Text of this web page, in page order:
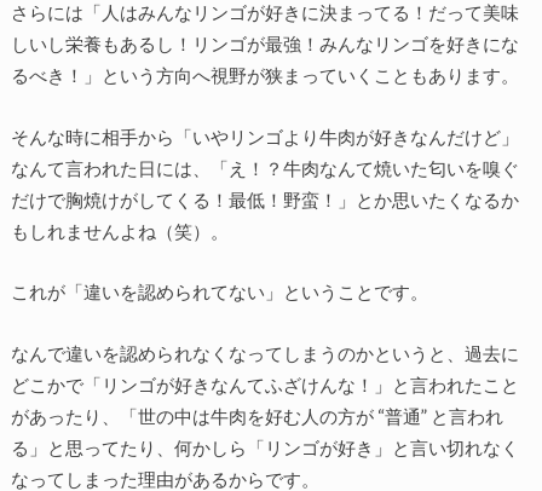
さらには「人はみんなリンゴが好きに決まってる！だって美味
しいし栄養もあるし！リンゴが最強！みんなリンゴを好きにな
るべき！」という方向へ視野が狭まっていくこともあります。
そんな時に相手から「いやリンゴより牛肉が好きなんだけど」
なんて言われた日には、「え！？牛肉なんて焼いた匂いを嗅ぐ
だけで胸焼けがしてくる！最低！野蛮！」とか思いたくなるか
もしれませんよね（笑）。
これが「違いを認められてない」ということです。
なんで違いを認められなくなってしまうのかというと、過去に
どこかで「リンゴが好きなんてふざけんな！」と言われたこと
があったり、「世の中は牛肉を好む人の方が “普通” と言われ
る」と思ってたり、何かしら「リンゴが好き」と言い切れなく
なってしまった理由があるからです。